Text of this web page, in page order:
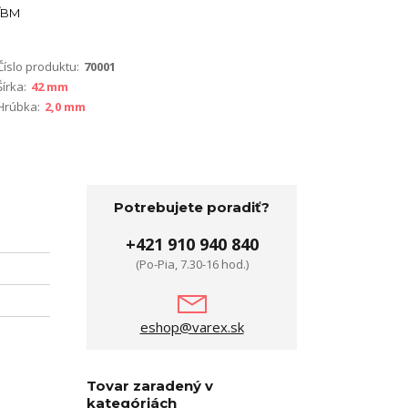
BM
produktu: 70001
42 mm
2,0 mm
Potrebujete poradiť?
+421 910 940 840
(Po-Pia, 7.30-16 hod.)
eshop@varex.sk
Tovar zaradený v
kategóriách